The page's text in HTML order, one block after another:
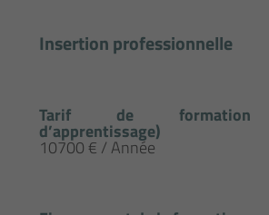
Insertion professionnelle
Tarif de formation
d’apprentissage)
10700 € / Année